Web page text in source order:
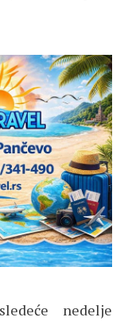
nedelje